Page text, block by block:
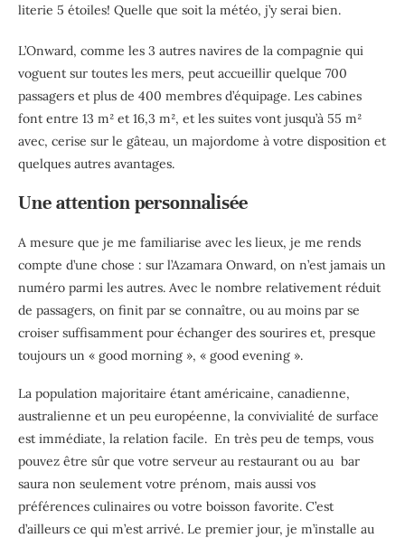
literie 5 étoiles! Quelle que soit la météo, j’y serai bien.
L’Onward, comme les 3 autres navires de la compagnie qui
voguent sur toutes les mers, peut accueillir quelque 700
passagers et plus de 400 membres d’équipage. Les cabines
font entre 13 m² et 16,3 m², et les suites vont jusqu’à 55 m²
avec, cerise sur le gâteau, un majordome à votre disposition et
quelques autres avantages.
Une attention personnalisée
A mesure que je me familiarise avec les lieux, je me rends
compte d’une chose : sur l’Azamara Onward, on n’est jamais un
numéro parmi les autres. Avec le nombre relativement réduit
de passagers, on finit par se connaître, ou au moins par se
croiser suffisamment pour échanger des sourires et, presque
toujours un « good morning », « good evening ».
La population majoritaire étant américaine, canadienne,
australienne et un peu européenne, la convivialité de surface
est immédiate, la relation facile. En très peu de temps, vous
pouvez être sûr que votre serveur au restaurant ou au bar
saura non seulement votre prénom, mais aussi vos
préférences culinaires ou votre boisson favorite. C’est
d’ailleurs ce qui m’est arrivé. Le premier jour, je m’installe au